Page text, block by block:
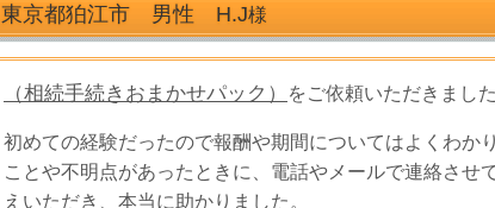
東京都狛江市 男性 H.J様
（相続手続きおまかせパック） をご依頼いただきました
初めての経験だったので報酬や期間についてはよくわか
ことや不明点があったときに、電話やメールで連絡させ
えいただき、本当に助かりました。